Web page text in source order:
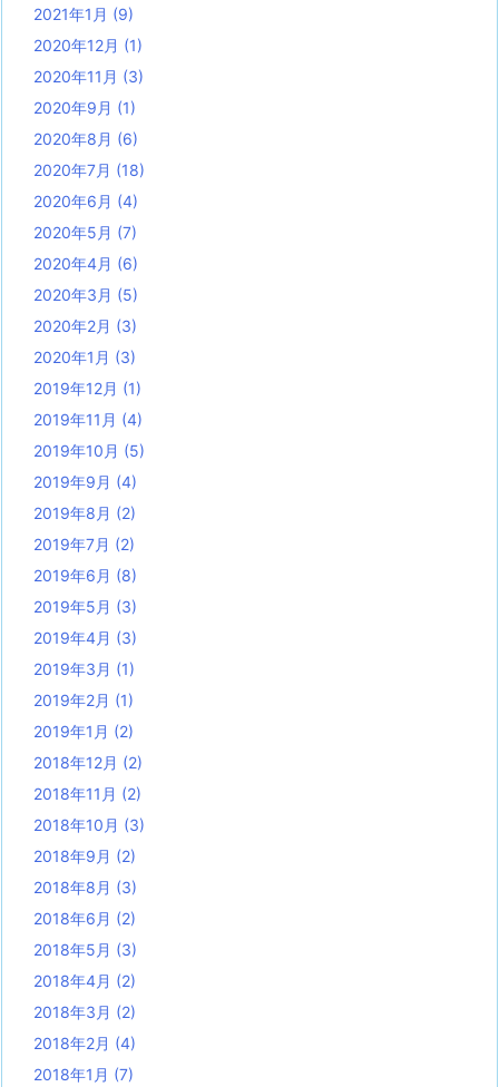
2021年1月 (9)
2020年12月 (1)
2020年11月 (3)
2020年9月 (1)
2020年8月 (6)
2020年7月 (18)
2020年6月 (4)
2020年5月 (7)
2020年4月 (6)
2020年3月 (5)
2020年2月 (3)
2020年1月 (3)
2019年12月 (1)
2019年11月 (4)
2019年10月 (5)
2019年9月 (4)
2019年8月 (2)
2019年7月 (2)
2019年6月 (8)
2019年5月 (3)
2019年4月 (3)
2019年3月 (1)
2019年2月 (1)
2019年1月 (2)
2018年12月 (2)
2018年11月 (2)
2018年10月 (3)
2018年9月 (2)
2018年8月 (3)
2018年6月 (2)
2018年5月 (3)
2018年4月 (2)
2018年3月 (2)
2018年2月 (4)
2018年1月 (7)